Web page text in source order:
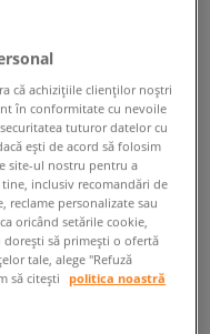
că achizițiile clienților noștri
în conformitate cu nevoile
tuturor datelor cu
ești de acord să folosim
site-ul nostru pentru a
inclusiv recomandări de
reclame personalizate sau
oricând setările cookie,
dorești să primești o ofertă
tale, alege "Refuză
să citești
politica noastră